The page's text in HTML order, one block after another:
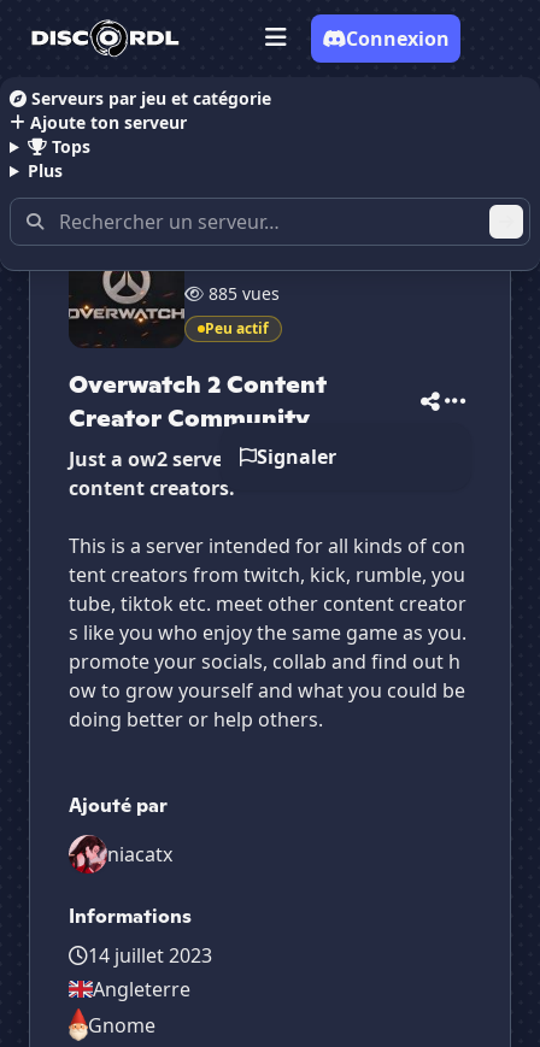
Serveurs par jeu et catégorie
Ajoute ton serveur
Tops
Plus
Connexion
Accueil Serveurs Discord Gaming
885 vues
Peu actif
Overwatch 2 Content
Creator Community
Signaler
Just a ow2 server for twitch/kick etc
content creators.
This is a server intended for all kinds of con
tent creators from twitch, kick, rumble, you
tube, tiktok etc. meet other content creator
s like you who enjoy the same game as you.
promote your socials, collab and find out h
ow to grow yourself and what you could be
doing better or help others.
Ajouté par
niacatx
Informations
14 juillet 2023
Angleterre
Gnome
Vote pourOverwatch 2 Conte...
Overwatch 2 Con...
Es-tu sûr de vouloir supprimer ton avis de ce
serveur ?
Supprimer
Overwatch 2 Conte...